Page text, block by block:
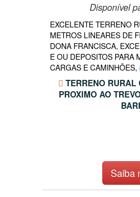
Disponível
EXCELENTE TERRENO
METROS LINEARES DE
DONA FRANCISCA,
E OU DEPOSITOS PARA
CARGAS E CAMINHÕES,
TERRENO RURAL
PROXIMO AO
Saiba